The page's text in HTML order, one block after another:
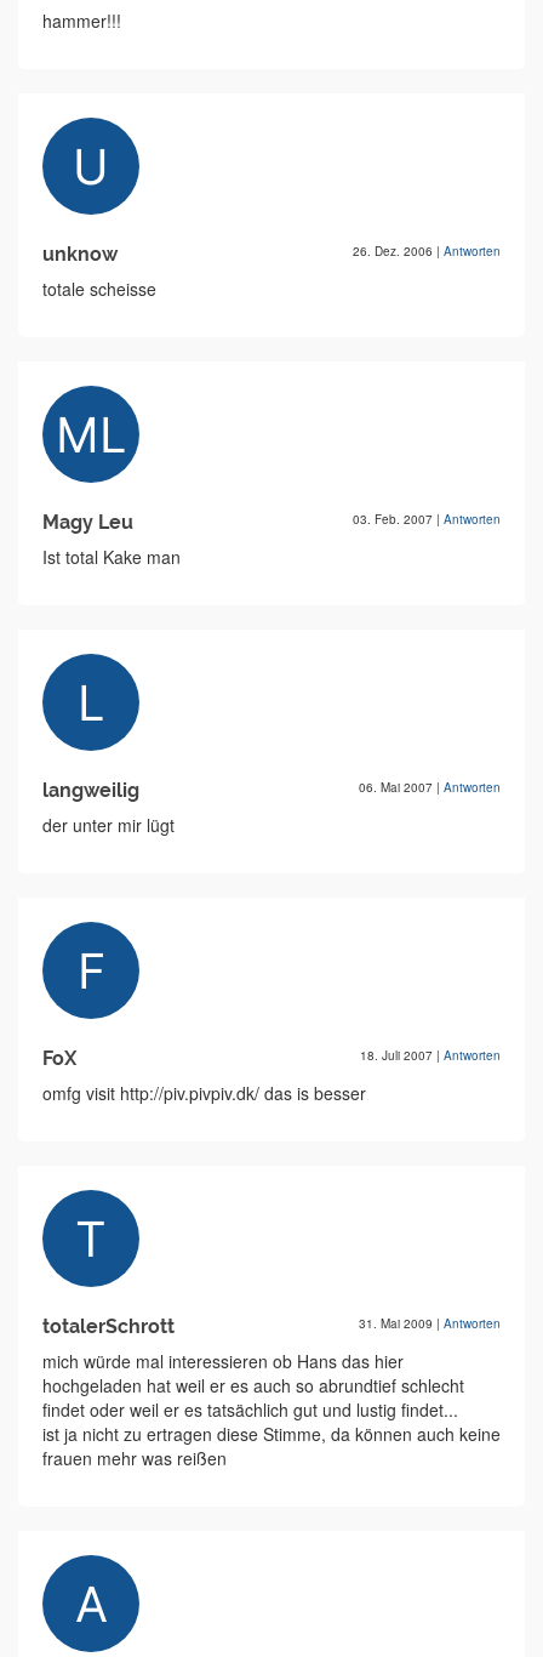
hammer!!!
unknow 26. Dez. 2006 | Antworten
totale scheisse
Magy Leu 03. Feb. 2007 | Antworten
Ist total Kake man
langweilig 06. Mai 2007 | Antworten
der unter mir lügt
FoX 18. Juli 2007 | Antworten
omfg visit http://piv.pivpiv.dk/ das is besser
totalerSchrott 31. Mai 2009 | Antworten
mich würde mal interessieren ob Hans das hier
hochgeladen hat weil er es auch so abrundtief schlecht
findet oder weil er es tatsächlich gut und lustig findet...
ist ja nicht zu ertragen diese Stimme, da können auch keine
frauen mehr was reißen